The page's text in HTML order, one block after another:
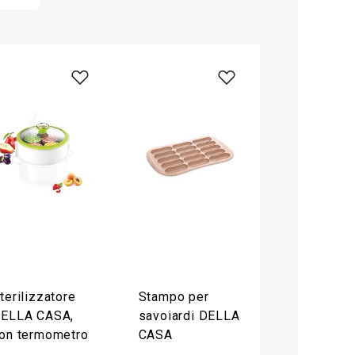
CASA,
termometro
Stampo per
savoiardi DELLA
CASA